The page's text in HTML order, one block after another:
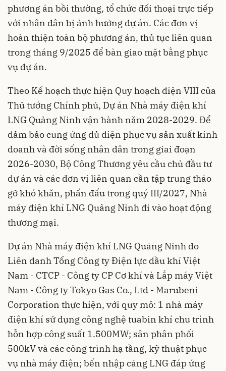
phương án bồi thường, tổ chức đối thoại trực tiếp
với nhân dân bị ảnh hưởng dự án. Các đơn vị
hoàn thiện toàn bộ phương án, thủ tục liên quan
trong tháng 9/2025 để bàn giao mặt bằng phục
vụ dự án.
Theo Kế hoạch thực hiện Quy hoạch điện VIII của
Thủ tướng Chính phủ, Dự án Nhà máy điện khí
LNG Quảng Ninh vận hành năm 2028-2029. Để
đảm bảo cung ứng đủ điện phục vụ sản xuất kinh
doanh và đời sống nhân dân trong giai đoạn
2026-2030, Bộ Công Thương yêu cầu chủ đầu tư
dự án và các đơn vị liên quan cần tập trung tháo
gỡ khó khăn, phấn đấu trong quý III/2027, Nhà
máy điện khí LNG Quảng Ninh đi vào hoạt động
thương mại.
Dự án Nhà máy điện khí LNG Quảng Ninh do
Liên danh Tổng Công ty Điện lực dầu khí Việt
Nam - CTCP - Công ty CP Cơ khí và Lắp máy Việt
Nam - Công ty Tokyo Gas Co., Ltd - Marubeni
Corporation thực hiện, với quy mô: 1 nhà máy
điện khí sử dụng công nghệ tuabin khí chu trình
hỗn hợp công suất 1.500MW; sân phân phối
500kV và các công trình hạ tầng, kỹ thuật phục
vụ nhà máy điện; bến nhập cảng LNG đáp ứng